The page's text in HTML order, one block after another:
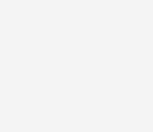
atraer riqueza. Hay que
un mayor retorno.